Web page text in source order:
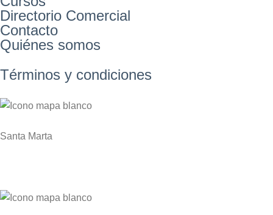
Directorio Comercial
Contacto
Quiénes somos
Términos y condiciones
Santa Marta